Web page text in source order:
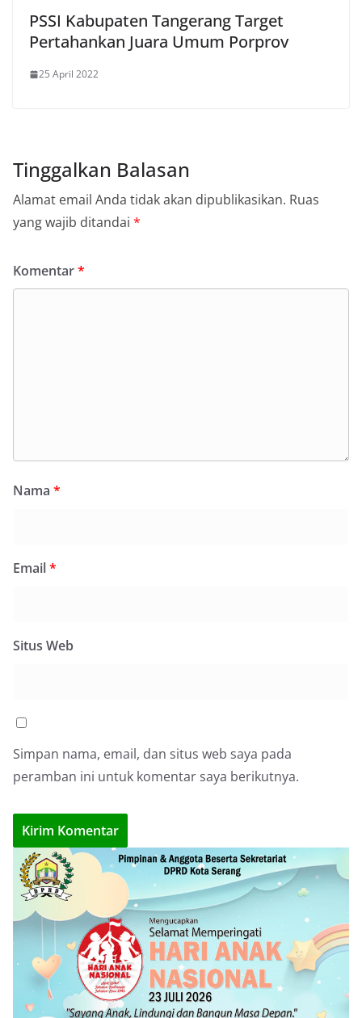
PSSI Kabupaten Tangerang Target
Pertahankan Juara Umum Porprov
25 April 2022
Tinggalkan Balasan
Alamat email Anda tidak akan dipublikasikan. Ruas
yang wajib ditandai *
Komentar*
Nama *
Email*
Situs Web
Simpan nama, email, dan situs web saya pada
peramban ini untuk komentar saya berikutnya.